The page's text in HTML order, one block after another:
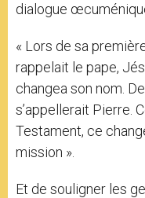
dialogue
« Lors de sa
rappelait le pape,
changea son nom.
s’appellerait Pierre.
Testament, ce
mission ».
Et de souligner les